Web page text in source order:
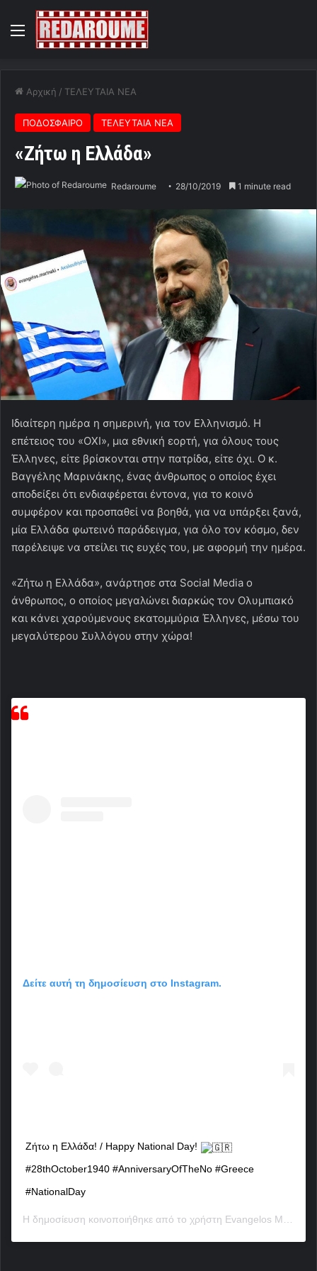
Menu
Αρχική / ΤΕΛΕΥΤΑΙΑ ΝΕΑ
ΠΟΔΟΣΦΑΙΡΟ ΤΕΛΕΥΤΑΙΑ ΝΕΑ
«Ζήτω η Ελλάδα»
Redaroume 28/10/2019 1 minute read
Ιδιαίτερη ημέρα η σημερινή, για τον Ελληνισμό. Η
επέτειος του «ΟΧΙ», μια εθνική εορτή, για όλους τους
Έλληνες, είτε βρίσκονται στην πατρίδα, είτε όχι. Ο κ.
Βαγγέλης Μαρινάκης, ένας άνθρωπος ο οποίος έχει
αποδείξει ότι ενδιαφέρεται έντονα, για το κοινό
συμφέρον και προσπαθεί να βοηθά, για να υπάρξει ξανά,
μία Ελλάδα φωτεινό παράδειγμα, για όλο τον κόσμο, δεν
παρέλειψε να στείλει τις ευχές του, με αφορμή την ημέρα.
«Ζήτω η Ελλάδα», ανάρτησε στα Social Media ο
άνθρωπος, ο οποίος μεγαλώνει διαρκώς τον Ολυμπιακό
και κάνει χαρούμενους εκατομμύρια Έλληνες, μέσω του
μεγαλύτερου Συλλόγου στην χώρα!
Δείτε αυτή τη δημοσίευση στο Instagram.
Ζήτω η Ελλάδα! / Happy National Day!
#28thOctober1940 #AnniversaryOfTheNo #Greece
#NationalDay
Η δημοσίευση κοινοποιήθηκε από το χρήστη Evangelos Marinakis